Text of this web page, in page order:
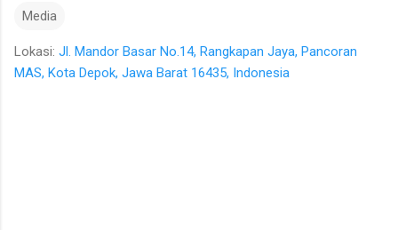
Media
Lokasi: Jl. Mandor Basar No.14, Rangkapan Jaya, Pancoran
MAS, Kota Depok, Jawa Barat 16435, Indonesia